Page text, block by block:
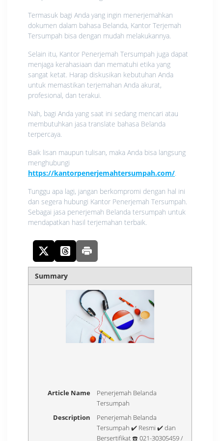
Termasuk bagi Anda yang ingin menerjemahkan
dokumen dalam bahasa Belanda, Kantor Terjemah
Tersumpah bisa dengan mudah melakukannya.
Selain itu, Kantor Penerjemah Tersumpah juga dapat
menjaga kerahasiaan dan mematuhi etika yang
sangat ketat. Harap diskusikan kebutuhan Anda
untuk memastikan terjemahan Anda akurat,
profesional, dan terakui.
Nah, bagi Anda yang saat ini sedang mencari atau
membutuhkan jasa translate bahasa Belanda
terpercaya.
Baik lisan maupun tulisan, maka Anda bisa langsung
menghubungi
https://kantorpenerjemahtersumpah.com/.
Tunggu apa lagi, jangan berkompromi dengan hal ini
dan segera hubungi Kantor Penerjemah Tersumpah.
Sebagai jasa penerjemah Belanda tersumpah untuk
mendapatkan hasil terjemahan terbaik.
Summary
Article Name
Penerjemah Belanda
Tersumpah
Description
Penerjemah Belanda
Tersumpah ✔️ Resmi ✔️ dan
Bersertifikat ☎️ 021-30305459 /